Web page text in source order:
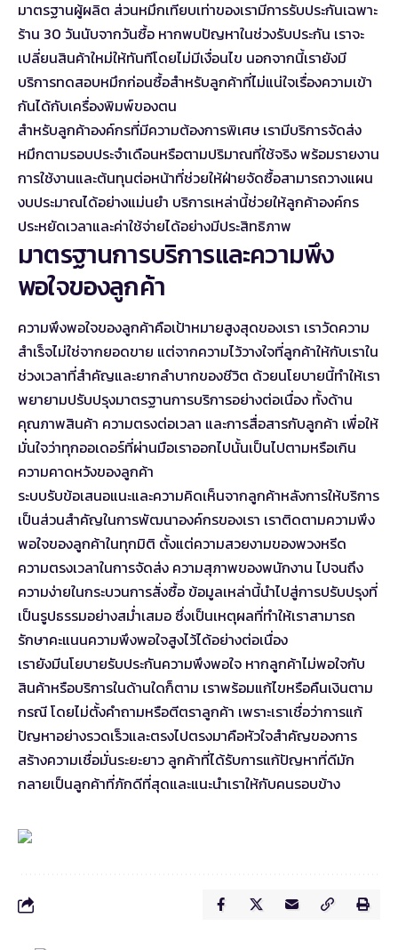
มาตรฐานผู้ผลิต ส่วนหมึกเทียบเท่าของเรามีการรับประกันเฉพาะ
ร้าน 30 วันนับจากวันซื้อ หากพบปัญหาในช่วงรับประกัน เราจะ
เปลี่ยนสินค้าใหม่ให้ทันทีโดยไม่มีเงื่อนไข นอกจากนี้เรายังมี
บริการทดสอบหมึกก่อนซื้อสำหรับลูกค้าที่ไม่แน่ใจเรื่องความเข้า
กันได้กับเครื่องพิมพ์ของตน
สำหรับลูกค้าองค์กรที่มีความต้องการพิเศษ เรามีบริการจัดส่ง
หมึกตามรอบประจำเดือนหรือตามปริมาณที่ใช้จริง พร้อมรายงาน
การใช้งานและต้นทุนต่อหน้าที่ช่วยให้ฝ่ายจัดซื้อสามารถวางแผน
งบประมาณได้อย่างแม่นยำ บริการเหล่านี้ช่วยให้ลูกค้าองค์กร
ประหยัดเวลาและค่าใช้จ่ายได้อย่างมีประสิทธิภาพ
มาตรฐานการบริการและความพึง
พอใจของลูกค้า
ความพึงพอใจของลูกค้าคือเป้าหมายสูงสุดของเรา เราวัดความ
สำเร็จไม่ใช่จากยอดขาย แต่จากความไว้วางใจที่ลูกค้าให้กับเราใน
ช่วงเวลาที่สำคัญและยากลำบากของชีวิต ด้วยนโยบายนี้ทำให้เรา
พยายามปรับปรุงมาตรฐานการบริการอย่างต่อเนื่อง ทั้งด้าน
คุณภาพสินค้า ความตรงต่อเวลา และการสื่อสารกับลูกค้า เพื่อให้
มั่นใจว่าทุกออเดอร์ที่ผ่านมือเราออกไปนั้นเป็นไปตามหรือเกิน
ความคาดหวังของลูกค้า
ระบบรับข้อเสนอแนะและความคิดเห็นจากลูกค้าหลังการให้บริการ
เป็นส่วนสำคัญในการพัฒนาองค์กรของเรา เราติดตามความพึง
พอใจของลูกค้าในทุกมิติ ตั้งแต่ความสวยงามของพวงหรีด
ความตรงเวลาในการจัดส่ง ความสุภาพของพนักงาน ไปจนถึง
ความง่ายในกระบวนการสั่งซื้อ ข้อมูลเหล่านี้นำไปสู่การปรับปรุงที่
เป็นรูปธรรมอย่างสม่ำเสมอ ซึ่งเป็นเหตุผลที่ทำให้เราสามารถ
รักษาคะแนนความพึงพอใจสูงไว้ได้อย่างต่อเนื่อง
เรายังมีนโยบายรับประกันความพึงพอใจ หากลูกค้าไม่พอใจกับ
สินค้าหรือบริการในด้านใดก็ตาม เราพร้อมแก้ไขหรือคืนเงินตาม
กรณี โดยไม่ตั้งคำถามหรือตีตราลูกค้า เพราะเราเชื่อว่าการแก้
ปัญหาอย่างรวดเร็วและตรงไปตรงมาคือหัวใจสำคัญของการ
สร้างความเชื่อมั่นระยะยาว ลูกค้าที่ได้รับการแก้ปัญหาที่ดีมัก
กลายเป็นลูกค้าที่ภักดีที่สุดและแนะนำเราให้กับคนรอบข้าง